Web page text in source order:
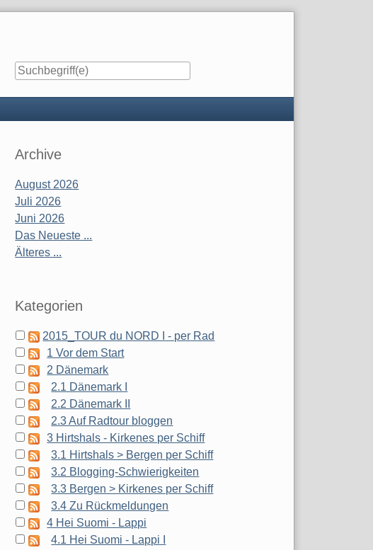
Seitenleiste
Archive
August 2026
Juli 2026
Juni 2026
Das Neueste ...
Älteres ...
Kategorien
2015_TOUR du NORD I - per Rad
1 Vor dem Start
2 Dänemark
2.1 Dänemark I
2.2 Dänemark II
2.3 Auf Radtour bloggen
3 Hirtshals - Kirkenes per Schiff
3.1 Hirtshals > Bergen per Schiff
3.2 Blogging-Schwierigkeiten
3.3 Bergen > Kirkenes per Schiff
3.4 Zu Rückmeldungen
4 Hei Suomi - Lappi
4.1 Hei Suomi - Lappi I